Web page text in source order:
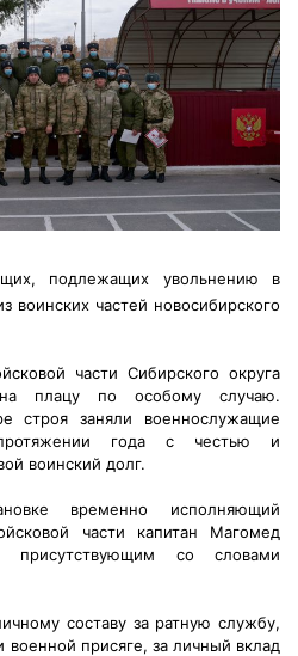
подлежащих увольнению в
воинских частей новосибирского
части Сибирского округа
на плацу по особому случаю.
строя заняли военнослужащие
года с честью и
воинский долг.
временно исполняющий
части капитан Магомед
присутствующим со словами
составу за ратную службу,
военной присяге, за личный вклад